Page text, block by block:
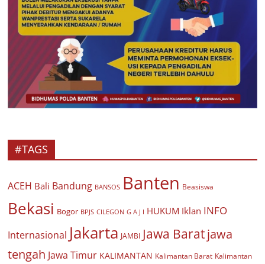
#TAGS
ACEH Bali Bandung BANSOS Banten Beasiswa
Bekasi Bogor BPJS CILEGON G A J I HUKUM Iklan INFO
Internasional Jakarta JAMBI Jawa Baratjawa
tengah Jawa Timur KALIMANTAN Kalimantan Barat Kalimantan